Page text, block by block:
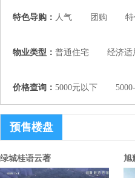
特色导购： 人气 团购 特
物业类型： 普通住宅 经济适
价格查询： 5000元以下
预售楼盘
绿城桂语云著 旭